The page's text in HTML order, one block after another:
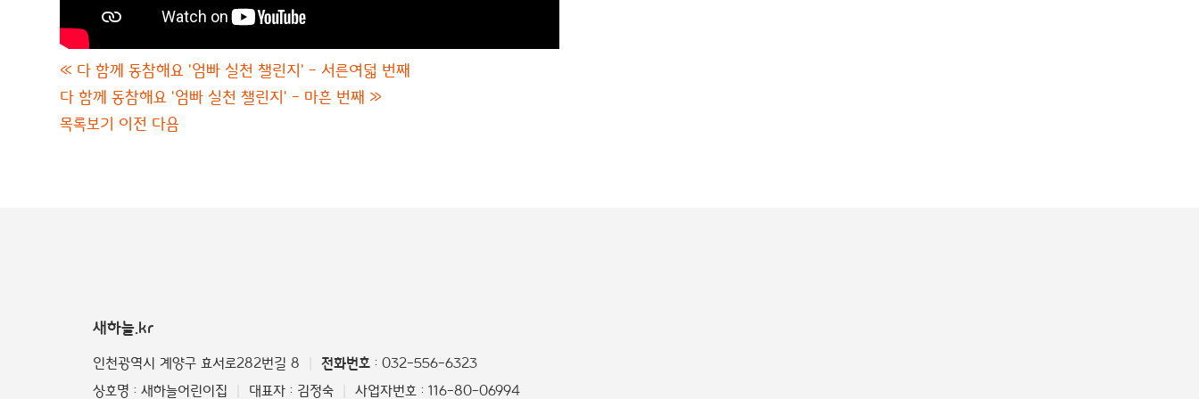
« 다 함께 동참해요 '엄빠 실천 챌린지' - 서른여덟 번째
다 함께 동참해요 '엄빠 실천 챌린지' - 마흔 번째 »
목록보기 이전 다음
새하늘.kr
인천광역시 계양구 효서로282번길 8 전화번호 : 032-556-6323
상호명 : 새하늘어린이집
대표자 : 김정숙 사업자번호 : 116-80-06994